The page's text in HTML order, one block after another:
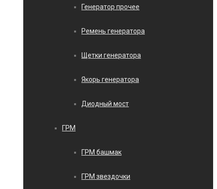
Генератор прочее
Ремень генератора
Щетки генератора
Якорь генератора
Диодный мост
ГРМ
ГРМ башмак
ГРМ звездочки